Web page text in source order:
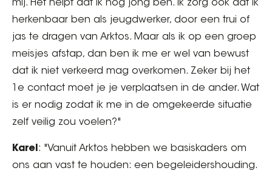
mij. Het helpt dat ik nog jong ben. Ik zorg ook dat ik
herkenbaar ben als jeugdwerker, door een trui of
jas te dragen van Arktos. Maar als ik op een groep
meisjes afstap, dan ben ik me er wel van bewust
dat ik niet verkeerd mag overkomen. Zeker bij het
1e contact moet je je verplaatsen in de ander. Wat
is er nodig zodat ik me in de omgekeerde situatie
zelf veilig zou voelen?"
Karel : "Vanuit Arktos hebben we basiskaders om
ons aan vast te houden: een begeleidershouding.